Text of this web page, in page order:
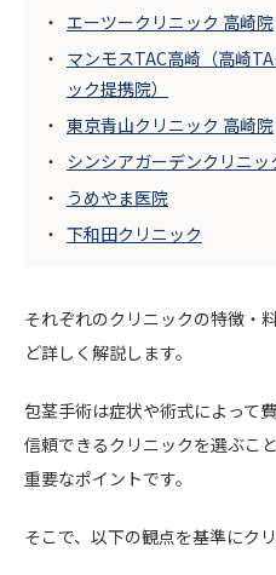
エーツークリニック 高崎院
マンモスTAC高崎（高崎
ック提携院）
東京青山クリニック 高崎院
シンシアガーデンクリニッ
うめやま医院
下和田クリニック
それぞれのクリニックの特徴・
ど詳しく解説します。
包茎手術は症状や術式によって
信頼できるクリニックを選ぶこ
重要なポイントです。
そこで、以下の観点を基準にク